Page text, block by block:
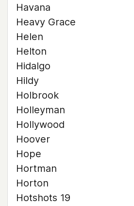
Havana
Heavy Grace
Helen
Helton
Hidalgo
Hildy
Holbrook
Holleyman
Hollywood
Hoover
Hope
Hortman
Horton
Hotshots 19